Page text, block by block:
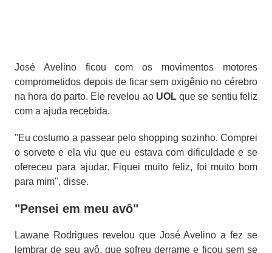
José Avelino ficou com os movimentos motores
comprometidos depois de ficar sem oxigênio no cérebro
na hora do parto. Ele revelou ao UOLque se sentiu feliz
com a ajuda recebida.
"Eu costumo a passear pelo shopping sozinho. Comprei
o sorvete e ela viu que eu estava com dificuldade e se
ofereceu para ajudar. Fiquei muito feliz, foi muito bom
para mim", disse.
"Pensei em meu avô"
Lawane Rodrigues revelou que José Avelino a fez se
lembrar de seu avô, que sofreu derrame e ficou sem se